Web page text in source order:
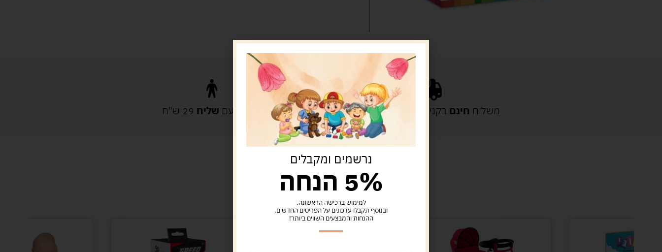
משלוח חינם בקנייה מעל 329 ש"ח משלוח עם שליח 29 ש"ח
מוצרים קשורים
נרשמים ומקבלים
5% הנחה
למימוש ברכישה הראשונה.
ובנוסף תקבלו עדכונים על הפריטים החדשים,
ההנחות והמבצעים השווים ביותר!